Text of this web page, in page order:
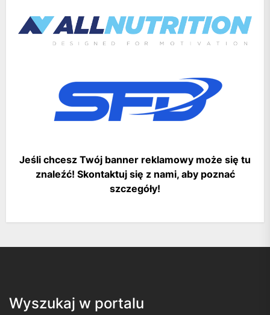
Jeśli chcesz Twój banner reklamowy może się tu
znaleźć! Skontaktuj się z nami, aby poznać
szczegóły!
Wyszukaj w portalu